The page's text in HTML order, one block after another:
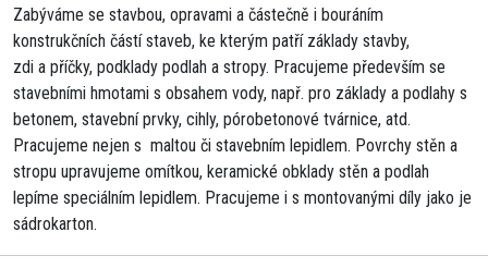
Zabýváme se stavbou, opravami a částečně i bouráním
konstrukčních částí staveb, ke kterým patří základy stavby,
zdi a příčky, podklady podlah a stropy. Pracujeme především se
stavebními hmotami s obsahem vody, např. pro základy a podlahy s
betonem, stavební prvky, cihly, pórobetonové tvárnice, atd.
Pracujeme nejen s maltou či stavebním lepidlem. Povrchy stěn a
stropu upravujeme omítkou, keramické obklady stěn a podlah
lepíme speciálním lepidlem. Pracujeme i s montovanými díly jako je
sádrokarton.